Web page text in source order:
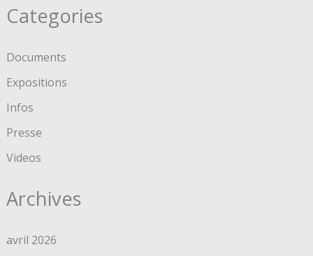
Categories
Documents
Expositions
Infos
Presse
Videos
Archives
avril 2026